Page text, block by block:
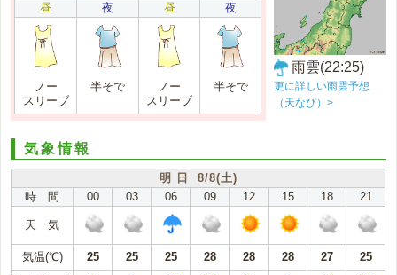
昼
夜 昼 夜
ノー
スリーブ
半そで
ノー
スリーブ
半そで
雨雲(22:25)
更に詳しい雨雲予想
（天なび）>
気象情報
明 日 8/8(土)
時 間
00 03 06 09 12 15 18 21
天 気
気温(℃) 25 25 25 28 28 28 27
25